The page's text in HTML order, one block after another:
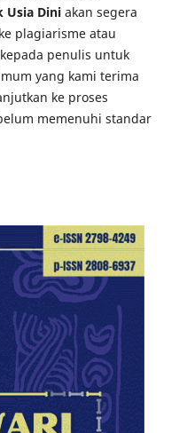
Usia Diniakan segera
plagiarisme atau
penulis untuk
yang kami terima
ke proses
memenuhi standar